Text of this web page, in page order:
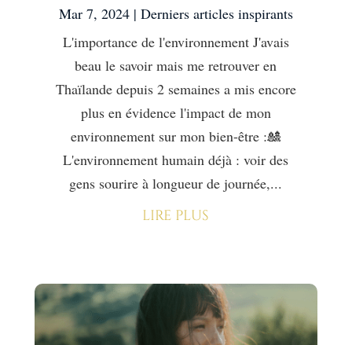
Mar 7, 2024| Derniers articles inspirants
L'importance de l'environnement J'avais
beau le savoir mais me retrouver en
Thaïlande depuis 2 semaines a mis encore
plus en évidence l'impact de mon
environnement sur mon bien-être :🎎
L'environnement humain déjà : voir des
gens sourire à longueur de journée,...
lire plus